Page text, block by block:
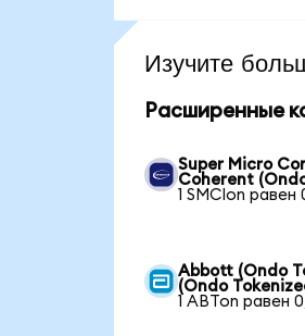
Изучите
Расширенные
Super Micro
Coherent
1 SMCIon равен
Abbott (Ondo
(Ondo
1 ABTon равен